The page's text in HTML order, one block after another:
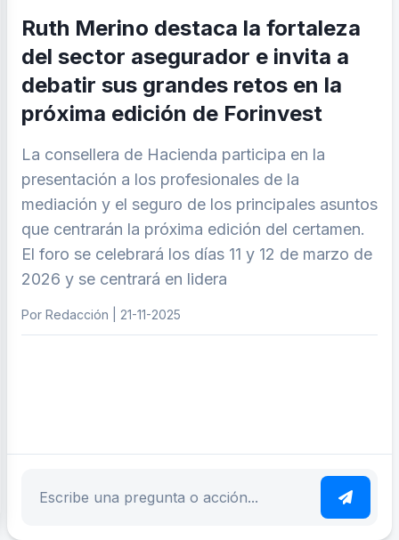
Ruth Merino destaca la fortaleza
del sector asegurador e invita a
debatir sus grandes retos en la
próxima edición de Forinvest
La consellera de Hacienda participa en la
presentación a los profesionales de la
mediación y el seguro de los principales asuntos
que centrarán la próxima edición del certamen.
El foro se celebrará los días 11 y 12 de marzo de
2026 y se centrará en lidera
Por Redacción | 21-11-2025
Escribe tu pregunta